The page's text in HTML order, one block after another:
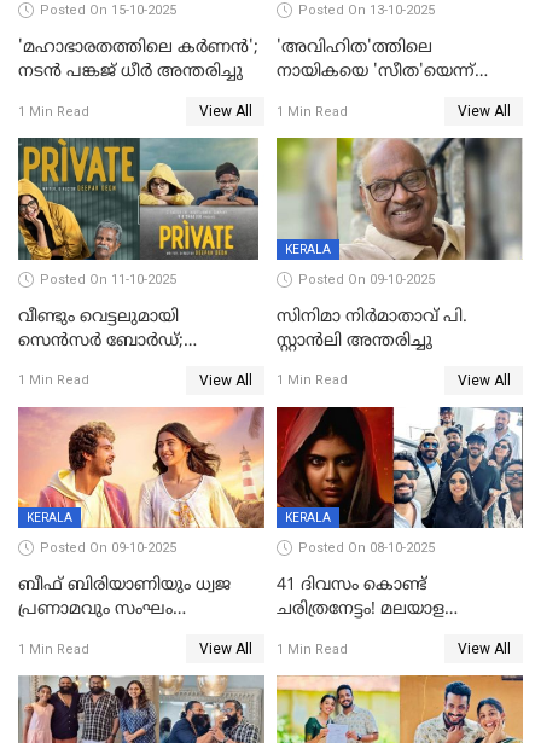
Posted On 15-10-2025
'മഹാഭാരതത്തിലെ കർണന്‍';
നടൻ പങ്കജ് ധീർ അന്തരിച്ചു
1 Min Read View All
Posted On 13-10-2025
'അവിഹിത'ത്തിലെ
നായികയെ 'സീത'യെന്ന്
ബോർഡ്
1 Min Read View All
Posted On 11-10-2025
വീണ്ടും വെട്ടലുമായി
സെന്‍സര്‍ ബോര്‍ഡ്;
തിരുത്തല്‍
1 Min Read View All
KERALA
Posted On 09-10-2025
സിനിമാ നിർമാതാവ് പി.
സ്റ്റാൻലി അന്തരിച്ചു
1 Min Read View All
KERALA
Posted On 09-10-2025
ബീഫ് ബിരിയാണിയും ധ്വജ
പ്രണാമവും സംഘം
നിഗത്തിന്റെ ഹാൽ
സിനിമയ്ക്ക്
സെൻസർബോർഡിന്റെ
കടുംവെട്ട്
1 Min Read View All
KERALA
Posted On 08-10-2025
41 ദിവസം കൊണ്ട്
ചരിത്രനേട്ടം! മലയാള
അധ്യായം, വിസ്മയമായി
ലോക 300 കോടി ക്ലബ്ബിൽ
1 Min Read View All